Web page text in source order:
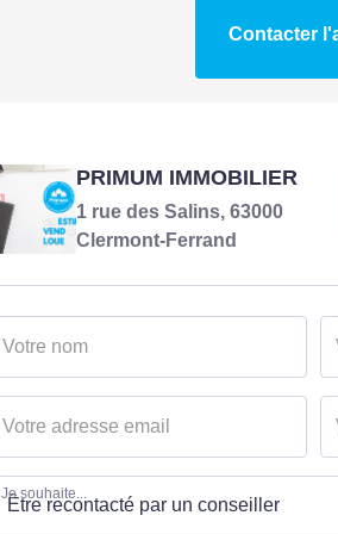
Contacter
PRIMUM IMMOBILIER
1 rue des Salins, 63000
Clermont-Ferrand
Je souhaite...